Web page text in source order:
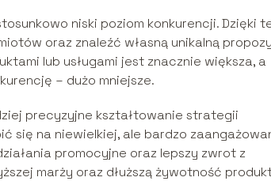
niski poziom konkurencji. Dzięki
oraz znaleźć własną unikalną
lub usługami jest znacznie większa, a
– dużo mniejsze.
precyzyjne kształtowanie strategii
się na niewielkiej, ale bardzo
promocyjne oraz lepszy zwrot z
marży oraz dłuższą żywotność